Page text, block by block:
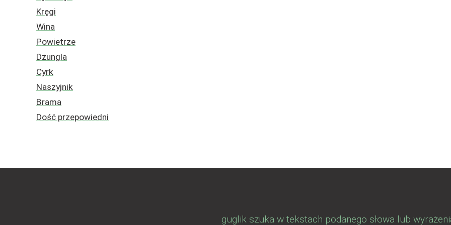
Kręgi
Wina
Powietrze
Dżungla
Cyrk
Naszyjnik
Brama
Dość przepowiedni
guglik szuka w tekstach podanego słowa lub